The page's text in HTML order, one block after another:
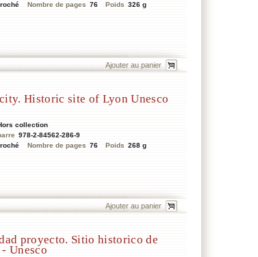
Nombre de pages 76 Poids 326 g
Historic site of Lyon Unesco
collection
978-2-84562-286-9
Nombre de pages 76 Poids 268 g
proyecto. Sitio historico de
Unesco